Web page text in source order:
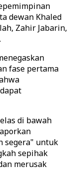
dewan Khaled
Zahir Jabarin,
fase pertama
di bawah
segera" untuk
sepihak
merusak